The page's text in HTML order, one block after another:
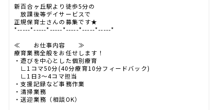
新百合ヶ丘駅より徒歩5分の
放課後等デイサービスで
正規保育士さんの募集です★
*-----*-----*-----*-----*-----*-----*
≪ お仕事内容 ≫
療育業務全般をお任せします！
・遊びを中心とした個別療育
∟1コマ50分(40分療育10分フィードバック)
∟1日3～4コマ担当
・支援記録など事務作業
・清掃業務
・送迎業務（相談OK）